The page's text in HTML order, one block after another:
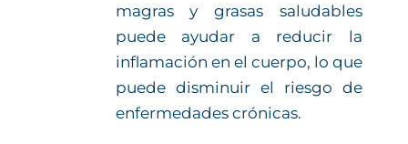
magras y grasas saludables
puede ayudar a reducir la
inflamación en el cuerpo, lo que
puede disminuir el riesgo de
enfermedades crónicas.